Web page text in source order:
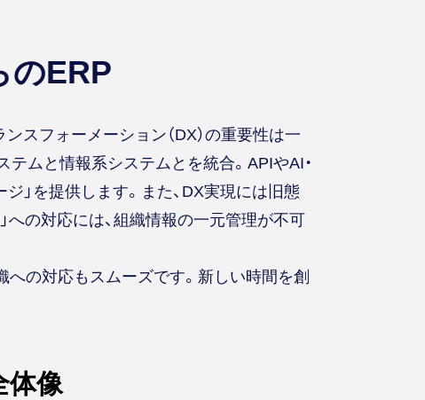
のERP
スフォーメーション（DX）の重要性は一
ムと情報系システムとを統合。APIやAI・
」を提供します。また、DX実現には旧態
への対応には、組織情報の一元管理が不可
への対応もスムーズです。新しい時間を創
体像